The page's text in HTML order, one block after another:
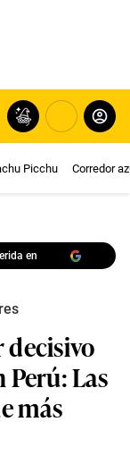
Picchu Corredor
en
decisivo
Perú: Las
más